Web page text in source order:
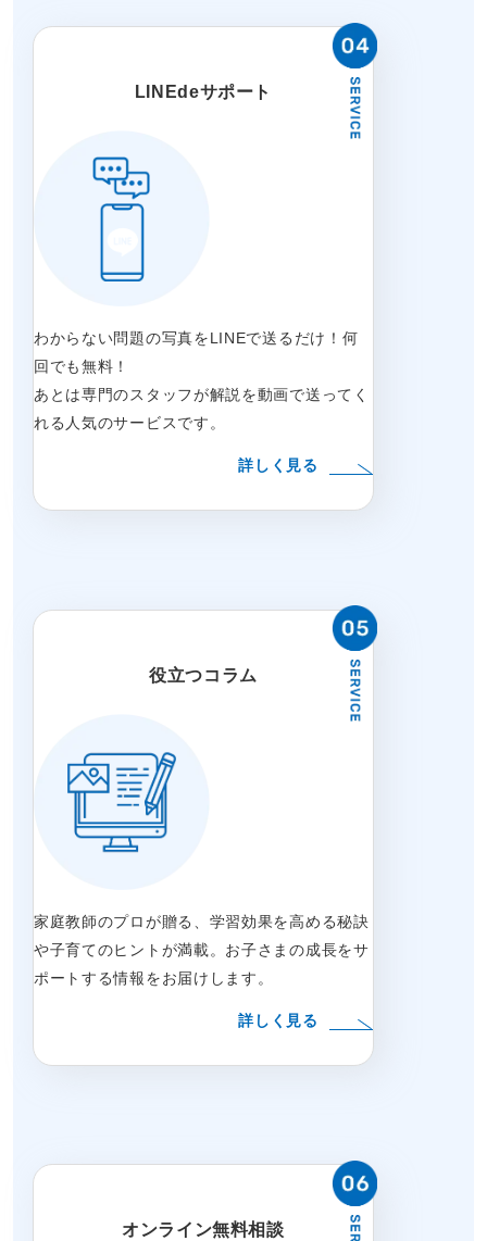
LINEdeサポート
わからない問題の写真をLINEで送るだけ！何
回でも無料！
あとは専門のスタッフが解説を動画で送ってく
れる人気のサービスです。
詳しく見る
役立つコラム
家庭教師のプロが贈る、学習効果を高める秘訣
や子育てのヒントが満載。お子さまの成長をサ
ポートする情報をお届けします。
詳しく見る
オンライン無料相談